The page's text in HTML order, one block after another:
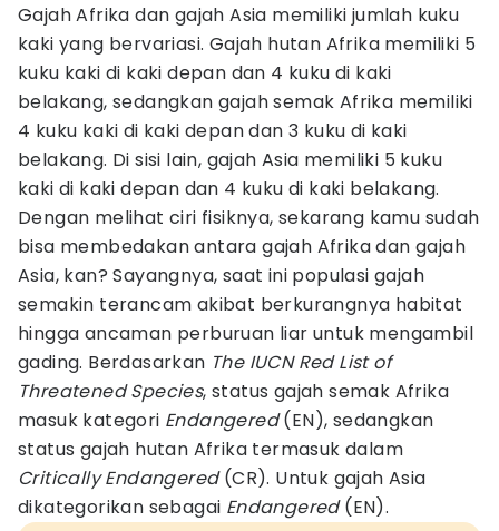
Gajah Afrika dan gajah Asia memiliki jumlah kuku
kaki yang bervariasi. Gajah hutan Afrika memiliki 5
kuku kaki di kaki depan dan 4 kuku di kaki
belakang, sedangkan gajah semak Afrika memiliki
4 kuku kaki di kaki depan dan 3 kuku di kaki
belakang. Di sisi lain, gajah Asia memiliki 5 kuku
kaki di kaki depan dan 4 kuku di kaki belakang.
Dengan melihat ciri fisiknya, sekarang kamu sudah
bisa membedakan antara gajah Afrika dan gajah
Asia, kan? Sayangnya, saat ini populasi gajah
semakin terancam akibat berkurangnya habitat
hingga ancaman perburuan liar untuk mengambil
gading. Berdasarkan The IUCN Red List of
Threatened Species, status gajah semak Afrika
masuk kategori Endangered(EN), sedangkan
status gajah hutan Afrika termasuk dalam
Critically Endangered(CR). Untuk gajah Asia
dikategorikan sebagai Endangered(EN).